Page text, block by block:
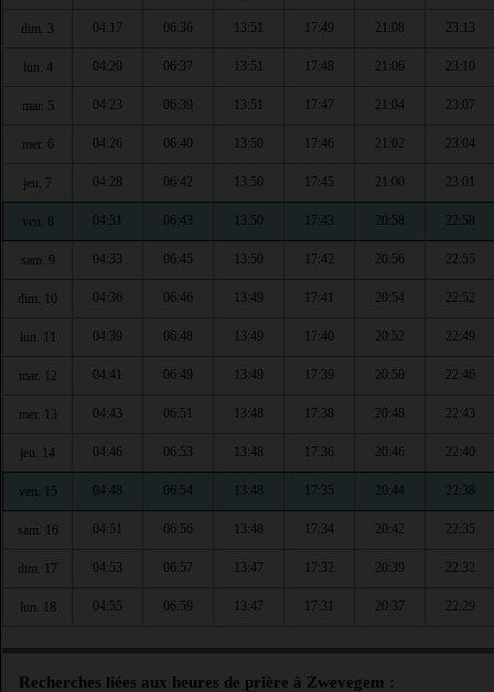
dim. 3 04:17 06:36 13:51 17:49 21:08 23:13
lun. 4 04:20 06:37 13:51 17:48 21:06 23:10
mar. 5 04:23 06:39 13:51 17:47 21:04 23:07
mer. 6 04:26 06:40 13:50 17:46 21:02 23:04
jeu. 7 04:28 06:42 13:50 17:45 21:00 23:01
ven. 8 04:31 06:43 13:50 17:43 20:58 22:58
sam. 9 04:33 06:45 13:50 17:42 20:56 22:55
dim. 10 04:36 06:46 13:49 17:41 20:54 22:52
lun. 11 04:39 06:48 13:49 17:40 20:52 22:49
mar. 12 04:41 06:49 13:49 17:39 20:50 22:46
mer. 13 04:43 06:51 13:48 17:38 20:48 22:43
jeu. 14 04:46 06:53 13:48 17:36 20:46 22:40
ven. 15 04:48 06:54 13:48 17:35 20:44 22:38
sam. 16 04:51 06:56 13:48 17:34 20:42 22:35
dim. 17 04:53 06:57 13:47 17:32 20:39 22:32
lun. 18 04:55 06:59 13:47 17:31 20:37 22:29
Recherches liées aux heures de prière à Zwevegem :